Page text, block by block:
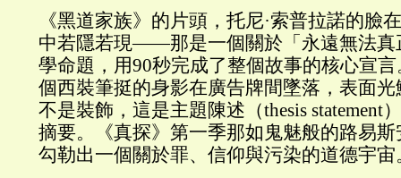
《黑道家族》的片頭，托尼·索普拉諾的臉
中若隱若現——那是一個關於「永遠無法真
學命題，用90秒完成了整個故事的核心宣
個西裝筆挺的身影在廣告牌間墜落，表面
不是裝飾，這是主題陳述（thesis statement
摘要。《真探》第一季那如鬼魅般的路易
勾勒出一個關於罪、信仰與污染的道德宇宙